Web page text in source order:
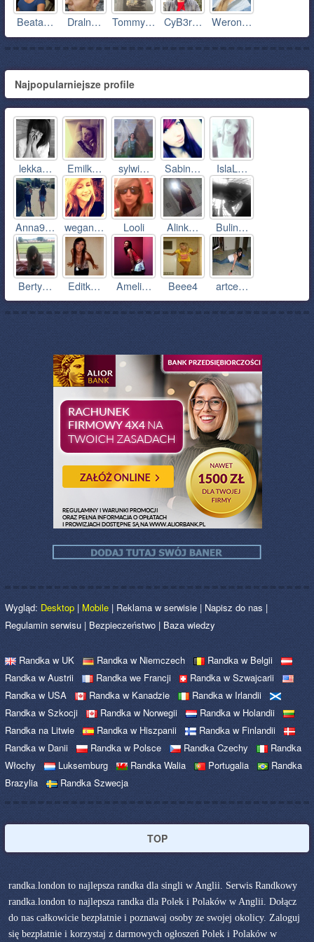
Beata… Draln… Tommy… CyB3r… Weron…
Najpopularniejsze profile
lekka… Emilk… sylwi… Sabin… IslaL…
Anna9… wegan… Looli Alink… Bulin…
Berty… Editk… Ameli… Beee4 artce…
Wygląd: Desktop | Mobile | Reklama w serwisie | Napisz do nas |
Regulamin serwisu | Bezpieczeństwo | Baza wiedzy
Randka w UK Randka w Niemczech
Randka w Belgii
Randka w Austrii
Randka we Francji
Randka w Szwajcarii
Randka w USA
Randka w Kanadzie
Randka w Irlandii
Randka w Szkocji
Randka w Norwegii
Randka w Holandii
Randka na Litwie
Randka w Hiszpanii
Randka w Finlandii
Randka w Danii
Randka w Polsce Randka Czechy
Randka
Włochy
Luksemburg Randka Walia Portugalia
Randka
Brazylia
Randka Szwecja
TOP
randka.london to najlepsza randka dla singli w Anglii. Serwis Randkowy
randka.london to najlepsza randka dla Polek i Polaków w Anglii. Dołącz
do nas całkowicie bezpłatnie i poznawaj osoby ze swojej okolicy. Zaloguj
się bezpłatnie i korzystaj z darmowych ogłoszeń Polek i Polaków w